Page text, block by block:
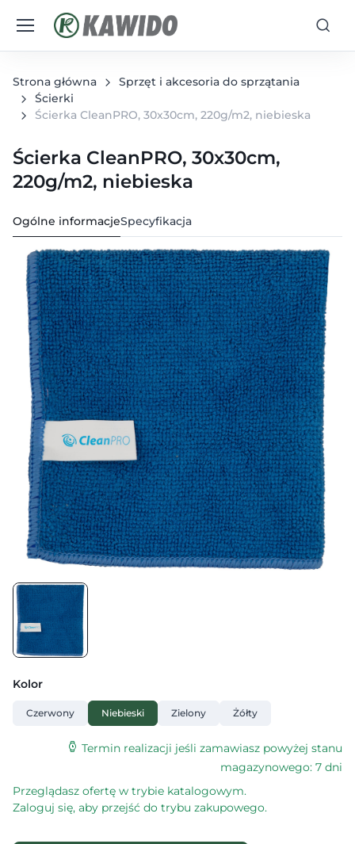
Strona główna
Sprzęt i akcesoria do sprzątania
Ścierki
Ścierka CleanPRO, 30x30cm, 220g/m2, niebieska
Ścierka CleanPRO, 30x30cm,
220g/m2, niebieska
Ogólne informacjeSpecyfikacja
Kolor
Czerwony Niebieski Zielony Żółty
Termin realizacji jeśli zamawiasz powyżej stanu
magazynowego: 7 dni
Przeglądasz ofertę w trybie katalogowym.
Zaloguj się, aby przejść do trybu zakupowego.